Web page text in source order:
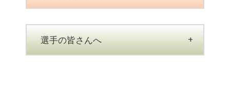
選手の皆さんへ